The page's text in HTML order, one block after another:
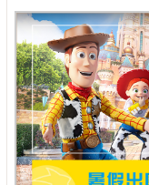
推薦景點
討論區
聯絡我們